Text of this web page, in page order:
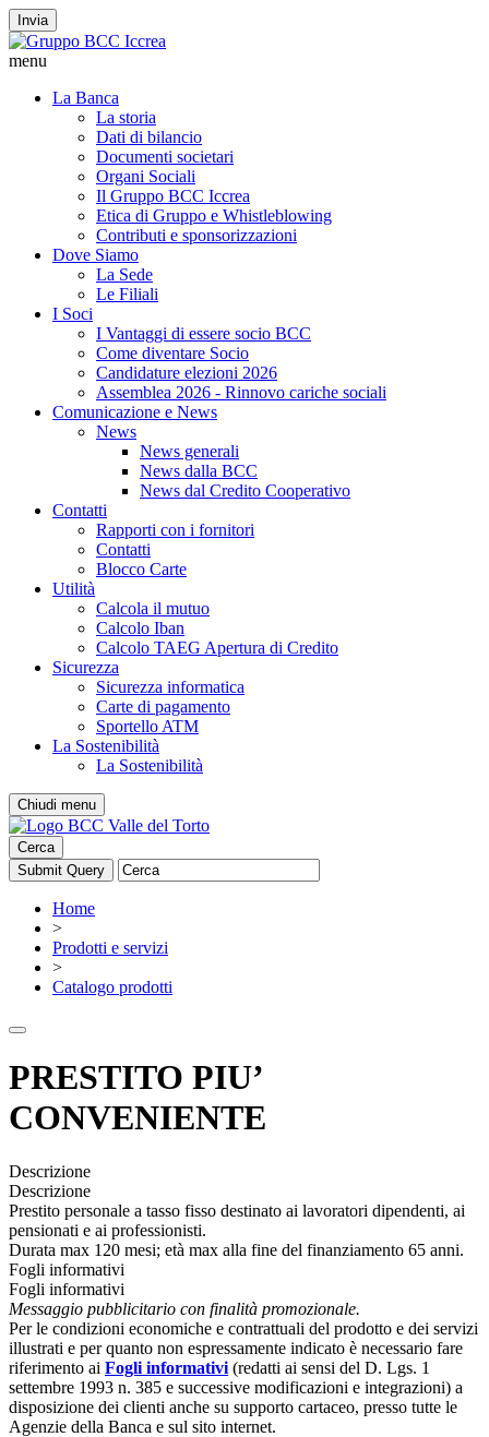
Invia
menu
La Banca
La storia
Dati di bilancio
Documenti societari
Organi Sociali
Il Gruppo BCC Iccrea
Etica di Gruppo e Whistleblowing
Contributi e sponsorizzazioni
Dove Siamo
La Sede
Le Filiali
I Soci
I Vantaggi di essere socio BCC
Come diventare Socio
Candidature elezioni 2026
Assemblea 2026 - Rinnovo cariche sociali
Comunicazione e News
News
News generali
News dalla BCC
News dal Credito Cooperativo
Contatti
Rapporti con i fornitori
Contatti
Blocco Carte
Utilità
Calcola il mutuo
Calcolo Iban
Calcolo TAEG Apertura di Credito
Sicurezza
Sicurezza informatica
Carte di pagamento
Sportello ATM
La Sostenibilità
La Sostenibilità
Chiudi menu
Cerca
Home
>
Prodotti e servizi
>
Catalogo prodotti
PRESTITO PIU’
CONVENIENTE
Descrizione
Descrizione
Prestito personale a tasso fisso destinato ai lavoratori dipendenti, ai
pensionati e ai professionisti.
Durata max 120 mesi; età max alla fine del finanziamento 65 anni.
Fogli informativi
Fogli informativi
Messaggio pubblicitario con finalità promozionale.
Per le condizioni economiche e contrattuali del prodotto e dei servizi
illustrati e per quanto non espressamente indicato è necessario fare
riferimento ai Fogli informativi (redatti ai sensi del D. Lgs. 1
settembre 1993 n. 385 e successive modificazioni e integrazioni) a
disposizione dei clienti anche su supporto cartaceo, presso tutte le
Agenzie della Banca e sul sito internet.